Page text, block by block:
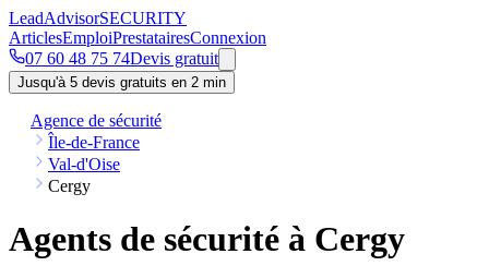
LeadAdvisorSECURITY
ArticlesEmploiPrestatairesConnexion
07 60 48 75 74Devis gratuit
Jusqu'à 5 devis gratuits en 2 min
Agence de sécurité
Île-de-France
Val-d'Oise
Cergy
Agents de sécurité à Cergy